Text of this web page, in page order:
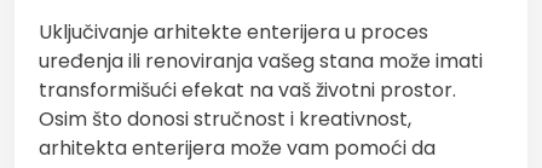
Uključivanje arhitekte enterijera u proces
uređenja ili renoviranja vašeg stana može imati
transformišući efekat na vaš životni prostor.
Osim što donosi stručnost i kreativnost,
arhitekta enterijera može vam pomoći da